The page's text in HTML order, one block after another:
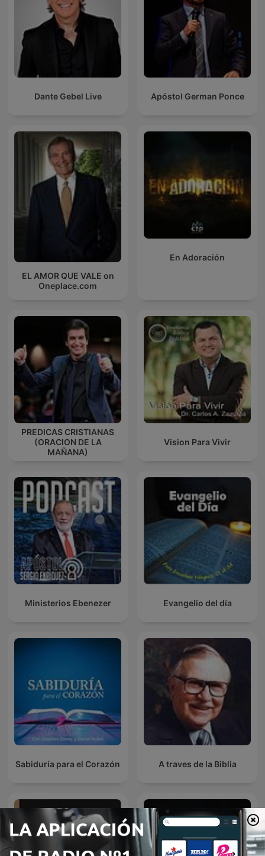
Dante Gebel Live Apóstol German Ponce
EL AMOR QUE VALE on
Oneplace.com
En Adoración
PREDICAS CRISTIANAS
(ORACION DE LA
MAÑANA)
Vision Para Vivir
Ministerios Ebenezer Evangelio del día
Sabiduría para el Corazón A traves de la Biblia